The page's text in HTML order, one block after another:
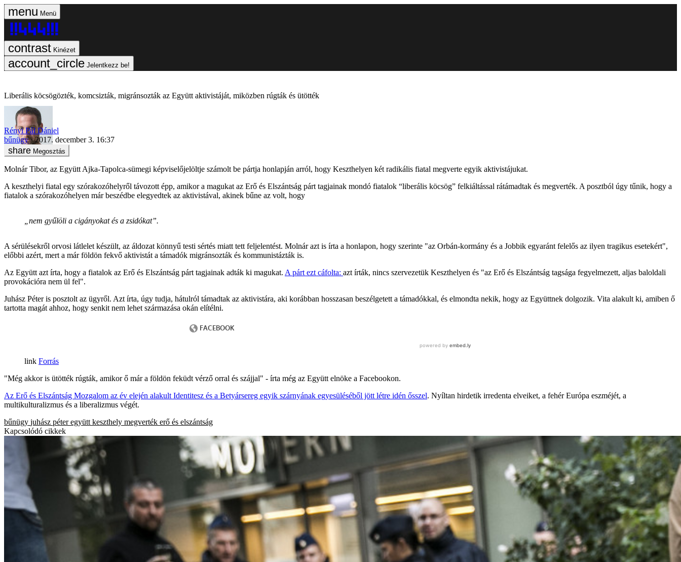
Menü
Kinézet
Jelentkezz be!
Liberális köcsögözték, komcsizták, migránsozták az Együtt aktivistáját, miközben rúgták és ütötték
Rényi Pál Dániel
bűnügy
2017. december 3. 16:37
Megosztás
Molnár Tibor, az Együtt Ajka-Tapolca-sümegi képviselőjelöltje számolt be pártja honlapján arról, hogy Keszthelyen két radikális fiatal megverte egyik aktivistájukat.
A keszthelyi fiatal egy szórakozóhelyről távozott épp, amikor a magukat az Erő és Elszántság párt tagjainak mondó fiatalok “liberális köcsög” felkiáltással rátámadtak és megverték. A posztból úgy tűnik, hogy a
fiatalok a szórakozóhelyen már beszédbe elegyedtek az aktivistával, akinek bűne az volt, hogy
„nem gyűlöli a cigányokat és a zsidókat”.
A sérülésekről orvosi látlelet készült, az áldozat könnyű testi sértés miatt tett feljelentést. Molnár azt is írta a honlapon, hogy szerinte "az Orbán-kormány és a Jobbik egyaránt felelős az ilyen tragikus esetekért",
előbbi azért, mert a már földön fekvő aktivistát a támadók migránsozták és kommunistázták is.
Az Együtt azt írta, hogy a fiatalok az Erő és Elszántság párt tagjainak adták ki magukat. A párt ezt cáfolta: azt írták, nincs szervezetük Keszthelyen és "az Erő és Elszántság tagsága fegyelmezett, aljas baloldali
provokációra nem ül fel".
Juhász Péter is posztolt az ügyről. Azt írta, úgy tudja, hátulról támadtak az aktivistára, aki korábban hosszasan beszélgetett a támadókkal, és elmondta nekik, hogy az Együttnek dolgozik. Vita alakult ki, amiben ő
tartotta magát ahhoz, hogy senkit nem lehet származása okán elítélni.
Forrás
"Még akkor is ütötték rúgták, amikor ő már a földön feküdt vérző orral és szájjal" - írta még az Együtt elnöke a Facebookon.
Az Erő és Elszántság Mozgalom az év elején alakult Identitesz és a Betyársereg egyik szárnyának egyesüléséből jött létre idén ősszel. Nyíltan hirdetik irredenta elveiket, a fehér Európa eszméjét, a
multikulturalizmus és a liberalizmus végét.
bűnügy juhász péter együtt keszthely megverték erő és elszántság
Kapcsolódó cikkek